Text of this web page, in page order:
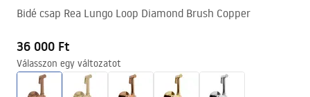
Bidé csap Rea Lungo Loop Diamond Brush Copper
36 000 Ft
Válasszon egy változatot